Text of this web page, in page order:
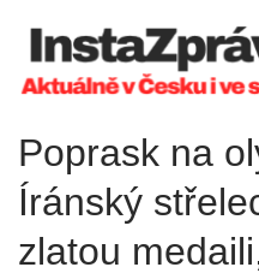
Poprask na
Íránský
zlatou